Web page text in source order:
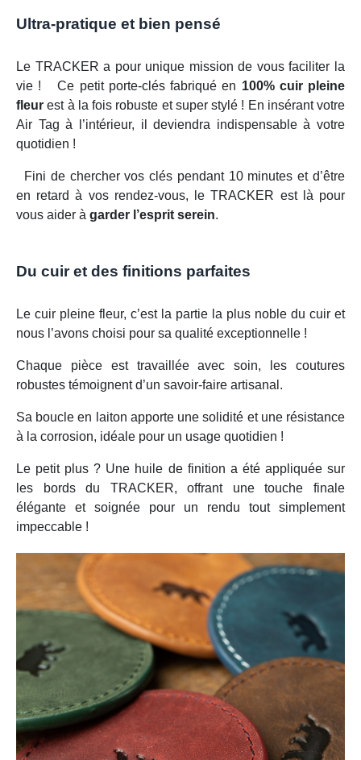
Ultra-pratique et bien pensé
Le TRACKER a pour unique mission de vous faciliter la
vie ! Ce petit porte-clés fabriqué en 100% cuir pleine
fleur est à la fois robuste et super stylé ! En insérant votre
Air Tag à l’intérieur, il deviendra indispensable à votre
quotidien !
Fini de chercher vos clés pendant 10 minutes et d’être
en retard à vos rendez-vous, le TRACKER est là pour
vous aider à garder l’esprit serein.
Du cuir et des finitions parfaites
Le cuir pleine fleur, c’est la partie la plus noble du cuir et
nous l’avons choisi pour sa qualité exceptionnelle !
Chaque pièce est travaillée avec soin, les coutures
robustes témoignent d’un savoir-faire artisanal.
Sa boucle en laiton apporte une solidité et une résistance
à la corrosion, idéale pour un usage quotidien !
Le petit plus ? Une huile de finition a été appliquée sur
les bords du TRACKER, offrant une touche finale
élégante et soignée pour un rendu tout simplement
impeccable !